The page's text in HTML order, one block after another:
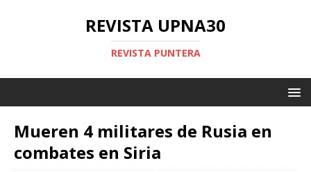
REVISTA UPNA30
REVISTA PUNTERA
Mueren 4 militares de Rusia en
combates en Siria